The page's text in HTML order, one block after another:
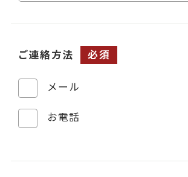
ご連絡方法 必須
メール
お電話